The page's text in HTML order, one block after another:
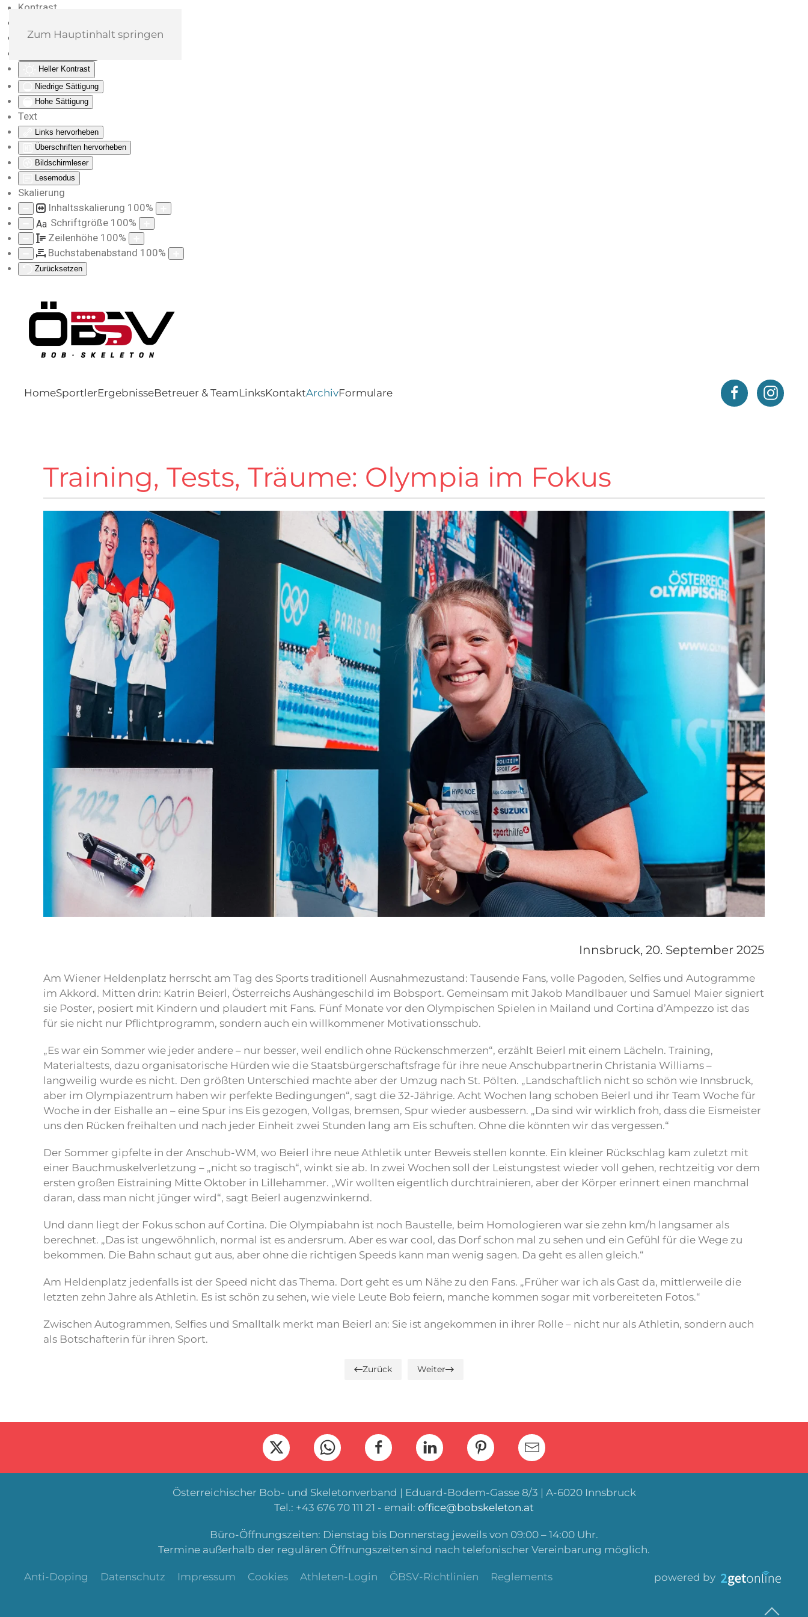
Kontrast
Monochrom
Heller Kontrast
Niedrige Sättigung
Hohe Sättigung
Text
Links hervorheben
Überschriften hervorheben
Bildschirmleser
Lesemodus
Skalierung
Inhaltsskalierung 100%
Aa Schriftgröße 100%
Zeilenhöhe 100%
Buchstabenabstand 100%
Zurücksetzen
Zum Hauptinhalt springen
HomeSportlerErgebnisseBetreuer & TeamLinksKontaktArchivFormulare
Training, Tests, Träume: Olympia im Fokus
Innsbruck, 20. September 2025
Am Wiener Heldenplatz herrscht am Tag des Sports traditionell Ausnahmezustand: Tausende Fans, volle Pagoden, Selfies und Autogramme
im Akkord. Mitten drin: Katrin Beierl, Österreichs Aushängeschild im Bobsport. Gemeinsam mit Jakob Mandlbauer und Samuel Maier signiert
sie Poster, posiert mit Kindern und plaudert mit Fans. Fünf Monate vor den Olympischen Spielen in Mailand und Cortina d’Ampezzo ist das
für sie nicht nur Pflichtprogramm, sondern auch ein willkommener Motivationsschub.
„Es war ein Sommer wie jeder andere – nur besser, weil endlich ohne Rückenschmerzen“, erzählt Beierl mit einem Lächeln. Training,
Materialtests, dazu organisatorische Hürden wie die Staatsbürgerschaftsfrage für ihre neue Anschubpartnerin Christania Williams –
langweilig wurde es nicht. Den größten Unterschied machte aber der Umzug nach St. Pölten. „Landschaftlich nicht so schön wie Innsbruck,
aber im Olympiazentrum haben wir perfekte Bedingungen“, sagt die 32-Jährige. Acht Wochen lang schoben Beierl und ihr Team Woche für
Woche in der Eishalle an – eine Spur ins Eis gezogen, Vollgas, bremsen, Spur wieder ausbessern. „Da sind wir wirklich froh, dass die Eismeister
uns den Rücken freihalten und nach jeder Einheit zwei Stunden lang am Eis schuften. Ohne die könnten wir das vergessen.“
Der Sommer gipfelte in der Anschub-WM, wo Beierl ihre neue Athletik unter Beweis stellen konnte. Ein kleiner Rückschlag kam zuletzt mit
einer Bauchmuskelverletzung – „nicht so tragisch“, winkt sie ab. In zwei Wochen soll der Leistungstest wieder voll gehen, rechtzeitig vor dem
ersten großen Eistraining Mitte Oktober in Lillehammer. „Wir wollten eigentlich durchtrainieren, aber der Körper erinnert einen manchmal
daran, dass man nicht jünger wird“, sagt Beierl augenzwinkernd.
Und dann liegt der Fokus schon auf Cortina. Die Olympiabahn ist noch Baustelle, beim Homologieren war sie zehn km/h langsamer als
berechnet. „Das ist ungewöhnlich, normal ist es andersrum. Aber es war cool, das Dorf schon mal zu sehen und ein Gefühl für die Wege zu
bekommen. Die Bahn schaut gut aus, aber ohne die richtigen Speeds kann man wenig sagen. Da geht es allen gleich.“
Am Heldenplatz jedenfalls ist der Speed nicht das Thema. Dort geht es um Nähe zu den Fans. „Früher war ich als Gast da, mittlerweile die
letzten zehn Jahre als Athletin. Es ist schön zu sehen, wie viele Leute Bob feiern, manche kommen sogar mit vorbereiteten Fotos.“
Zwischen Autogrammen, Selfies und Smalltalk merkt man Beierl an: Sie ist angekommen in ihrer Rolle – nicht nur als Athletin, sondern auch
als Botschafterin für ihren Sport.
Zurück Weiter
Österreichischer Bob- und Skeletonverband | Eduard-Bodem-Gasse 8/3 | A-6020 Innsbruck
Tel.: +43 676 70 111 21 - email: office@bobskeleton.at
Büro-Öffnungszeiten: Dienstag bis Donnerstag jeweils von 09:00 – 14:00 Uhr.
Termine außerhalb der regulären Öffnungszeiten sind nach telefonischer Vereinbarung möglich.
Anti-Doping Datenschutz Impressum Cookies Athleten-Login ÖBSV-Richtlinien Reglements powered by